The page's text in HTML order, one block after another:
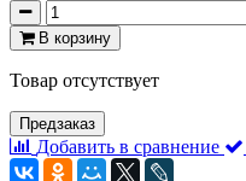
В корзину
Товар отсутствует
Предзаказ
Добавить в сравнение